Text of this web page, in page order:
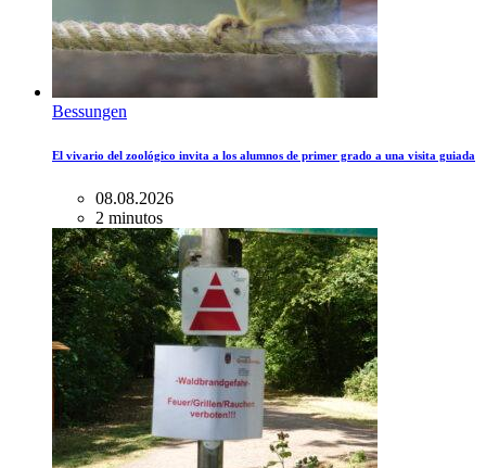
Bessungen
El vivario del zoológico invita a los alumnos de primer grado a una visita guiada
08.08.2026
2 minutos